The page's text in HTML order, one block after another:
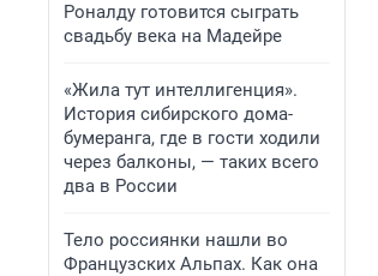
Роналду готовится сыграть
свадьбу века на Мадейре
«Жила тут интеллигенция».
История сибирского дома-
бумеранга, где в гости ходили
через балконы, — таких всего
два в России
Тело россиянки нашли во
Французских Альпах. Как она